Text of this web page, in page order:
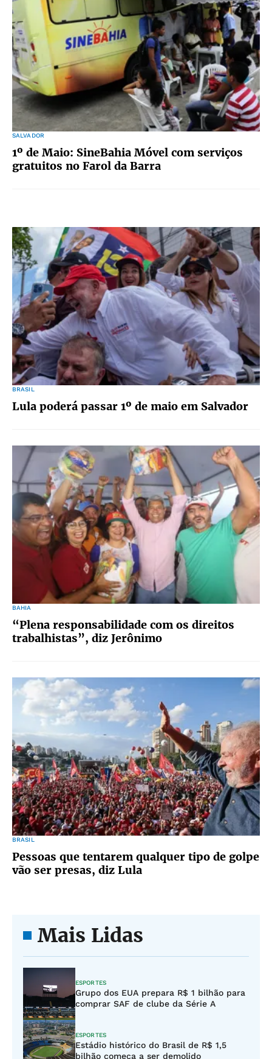
SALVADOR
1º de Maio: SineBahia Móvel com serviços
gratuitos no Farol da Barra
BRASIL
Lula poderá passar 1º de maio em Salvador
BAHIA
“Plena responsabilidade com os direitos
trabalhistas”, diz Jerônimo
BRASIL
Pessoas que tentarem qualquer tipo de golpe
vão ser presas, diz Lula
Mais Lidas
ESPORTES
Grupo dos EUA prepara R$ 1 bilhão para
comprar SAF de clube da Série A
ESPORTES
Estádio histórico do Brasil de R$ 1,5
bilhão começa a ser demolido